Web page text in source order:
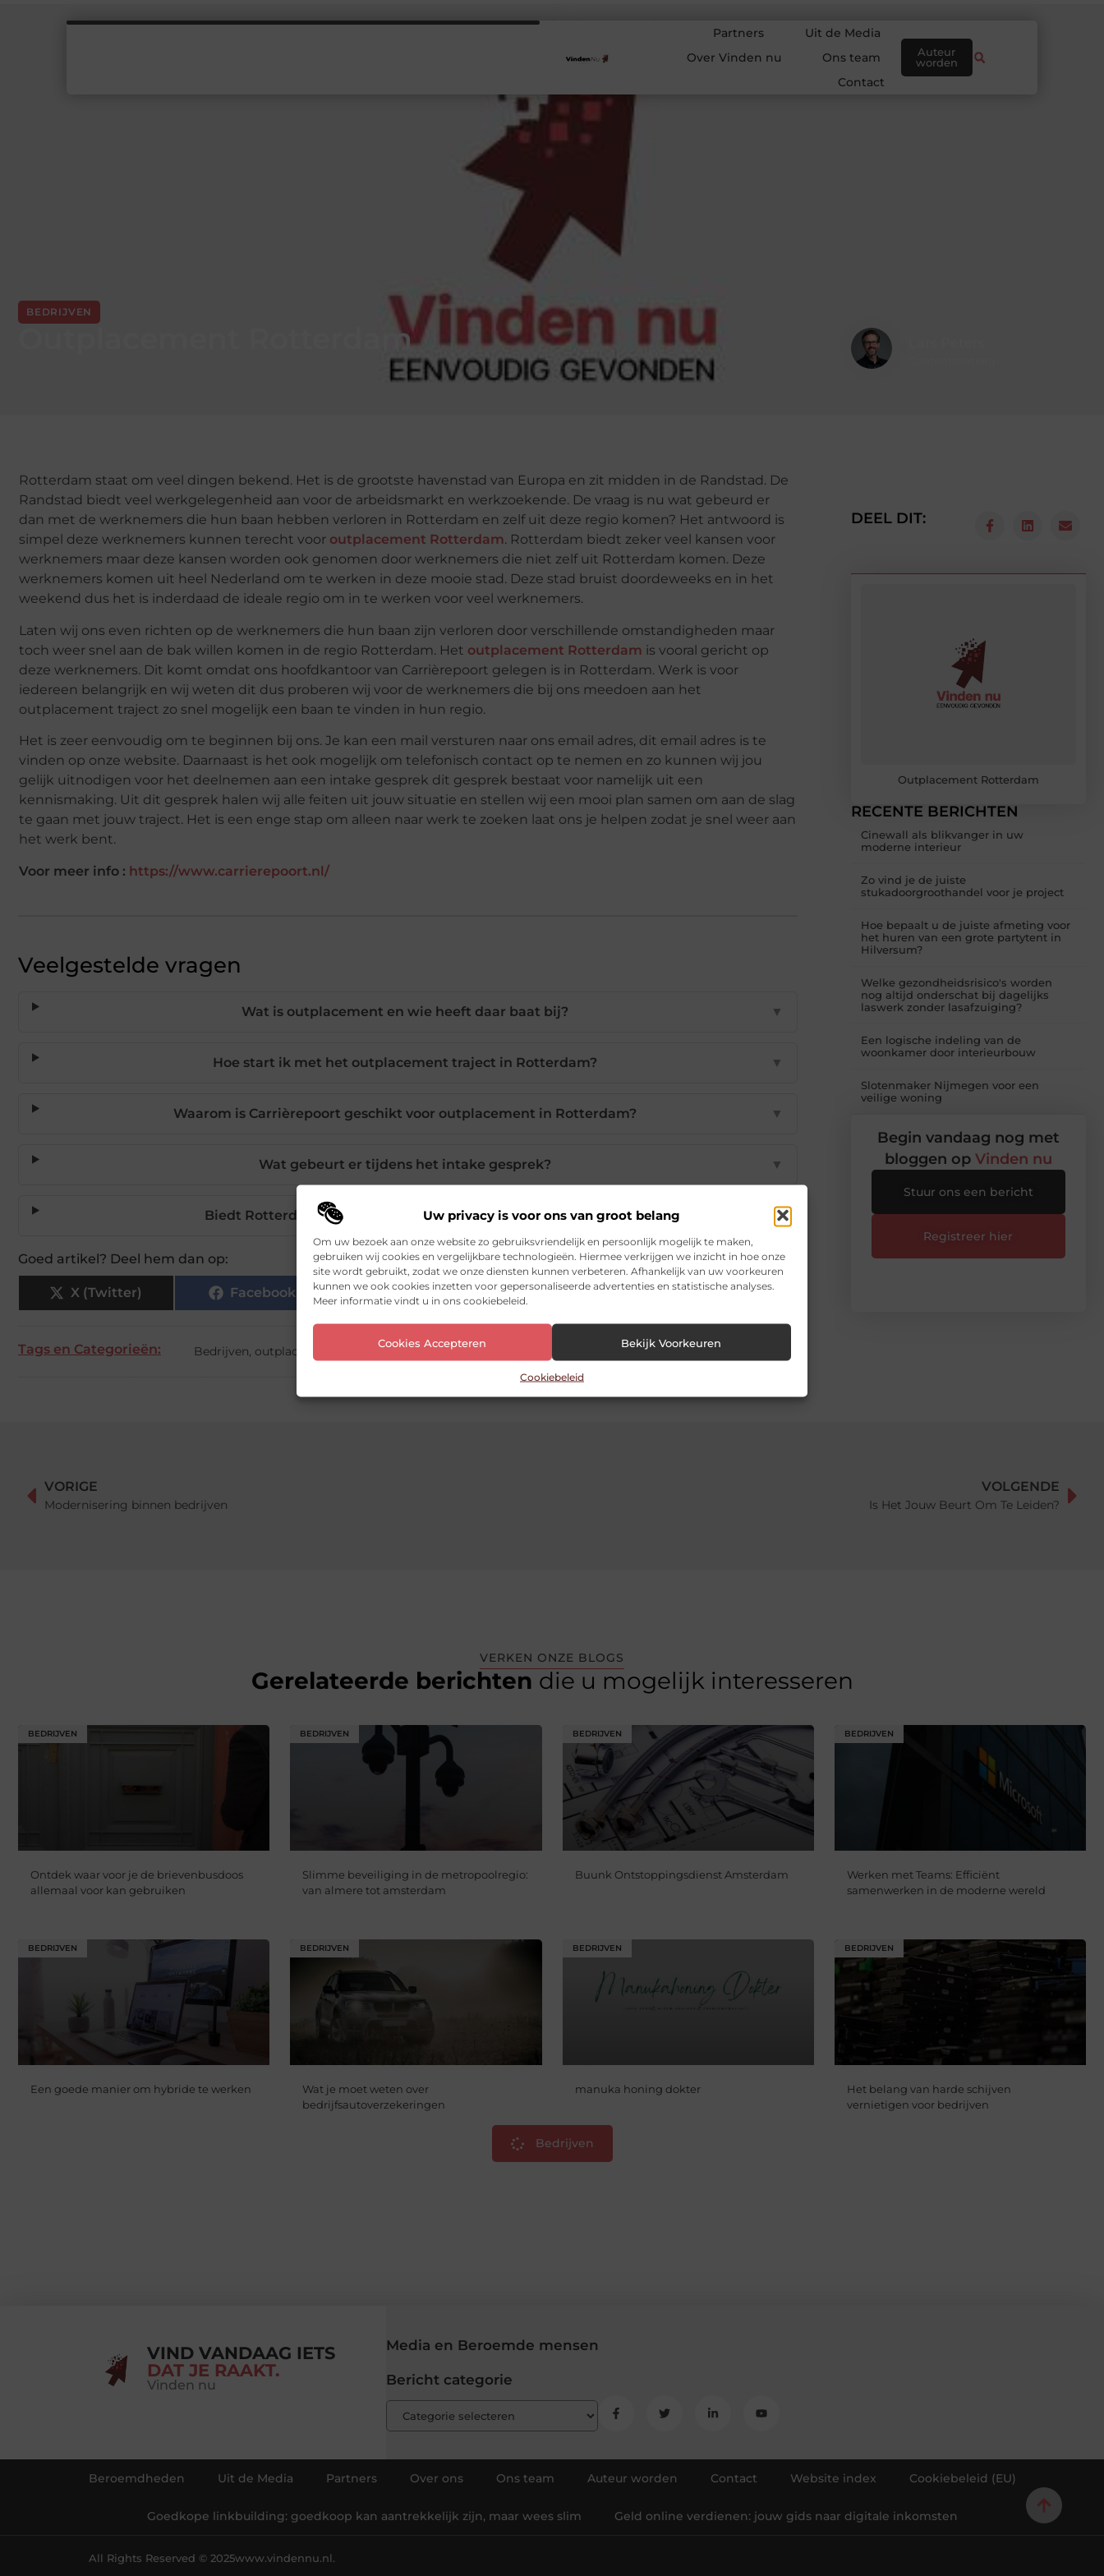
Uw privacy is voor ons van groot belang
Om uw bezoek aan onze website zo gebruiksvriendelijk en persoonlijk mogelijk te maken,
gebruiken wij cookies en vergelijkbare technologieën. Hiermee verkrijgen we inzicht in hoe onze
site wordt gebruikt, zodat we onze diensten kunnen verbeteren. Afhankelijk van uw voorkeuren
kunnen we ook cookies inzetten voor gepersonaliseerde advertenties en statistische analyses.
Meer informatie vindt u in ons cookiebeleid.
Cookies Accepteren Bekijk Voorkeuren
Cookiebeleid
Partners
Uit de Media
Over Vinden nu
Ons team
Contact
Auteur
worden
BEDRIJVEN
Outplacement Rotterdam
Rotterdam staat om veel dingen bekend. Het is de grootste havenstad van Europa en zit midden in de Randstad. De
Randstad biedt veel werkgelegenheid aan voor de arbeidsmarkt en werkzoekende. De vraag is nu wat gebeurd er
dan met de werknemers die hun baan hebben verloren in Rotterdam en zelf uit deze regio komen? Het antwoord is
simpel deze werknemers kunnen terecht voor outplacement Rotterdam. Rotterdam biedt zeker veel kansen voor
werknemers maar deze kansen worden ook genomen door werknemers die niet zelf uit Rotterdam komen. Deze
werknemers komen uit heel Nederland om te werken in deze mooie stad. Deze stad bruist doordeweeks en in het
weekend dus het is inderdaad de ideale regio om in te werken voor veel werknemers.
Laten wij ons even richten op de werknemers die hun baan zijn verloren door verschillende omstandigheden maar
toch weer snel aan de bak willen komen in de regio Rotterdam. Het outplacement Rotterdam is vooral gericht op
deze werknemers. Dit komt omdat ons hoofdkantoor van Carrièrepoort gelegen is in Rotterdam. Werk is voor
iedereen belangrijk en wij weten dit dus proberen wij voor de werknemers die bij ons meedoen aan het
outplacement traject zo snel mogelijk een baan te vinden in hun regio.
Het is zeer eenvoudig om te beginnen bij ons. Je kan een mail versturen naar ons email adres, dit email adres is te
vinden op onze website. Daarnaast is het ook mogelijk om telefonisch contact op te nemen en zo kunnen wij jou
gelijk uitnodigen voor het deelnemen aan een intake gesprek dit gesprek bestaat voor namelijk uit een
kennismaking. Uit dit gesprek halen wij alle feiten uit jouw situatie en stellen wij een mooi plan samen om aan de slag
te gaan met jouw traject. Het is een enge stap om alleen naar werk te zoeken laat ons je helpen zodat je snel weer aan
het werk bent.
Voor meer info : https://www.carrierepoort.nl/
Veelgestelde vragen
Wat is outplacement en wie heeft daar baat bij? ▼
Hoe start ik met het outplacement traject in Rotterdam? ▼
Waarom is Carrièrepoort geschikt voor outplacement in Rotterdam? ▼
Wat gebeurt er tijdens het intake gesprek? ▼
Biedt Rotterdam veel werkgelegenheid voor werknemers? ▼
Goed artikel? Deel hem dan op:
X (Twitter) Facebook Pinterest LinkedIn Email
Tags en Categorieën: Bedrijven, outplacement Rotterdam
DEEL DIT:
Outplacement Rotterdam
RECENTE BERICHTEN
Cinewall als blikvanger in uw
moderne interieur
Zo vind je de juiste
stukadoorgroothandel voor je project
Hoe bepaalt u de juiste afmeting voor
het huren van een grote partytent in
Hilversum?
Welke gezondheidsrisico's worden
nog altijd onderschat bij dagelijks
laswerk zonder lasafzuiging?
Een logische indeling van de
woonkamer door interieurbouw
Slotenmaker Nijmegen voor een
veilige woning
Begin vandaag nog met
bloggen op Vinden nu
Stuur ons een bericht
Registreer hier
VORIGE
Modernisering binnen bedrijven
VOLGENDE
Is Het Jouw Beurt Om Te Leiden?
VERKEN ONZE BLOGS
Gerelateerde berichten die u mogelijk interesseren
BEDRIJVEN
Ontdek waar voor je de brievenbusdoos
allemaal voor kan gebruiken
BEDRIJVEN
Slimme beveiliging in de metropoolregio:
van almere tot amsterdam
BEDRIJVEN
Buunk Ontstoppingsdienst Amsterdam
BEDRIJVEN
Werken met Teams: Efficiënt
samenwerken in de moderne wereld
BEDRIJVEN
Een goede manier om hybride te werken
BEDRIJVEN
Wat je moet weten over
bedrijfsautoverzekeringen
BEDRIJVEN
manuka honing dokter
BEDRIJVEN
Het belang van harde schijven
vernietigen voor bedrijven
Bedrijven
VIND VANDAAG IETS
DAT JE RAAKT.
Vinden nu
Media en Beroemde mensen
Bericht categorie
Beroemdheden Uit de Media Partners Over ons Ons team Auteur worden Contact Website index Cookiebeleid (EU)
Goedkope linkbuilding: goedkoop kan aantrekkelijk zijn, maar wees slim Geld online verdienen: jouw gids naar digitale inkomsten
All Rights Reserved © 2025www.vindennu.nl.